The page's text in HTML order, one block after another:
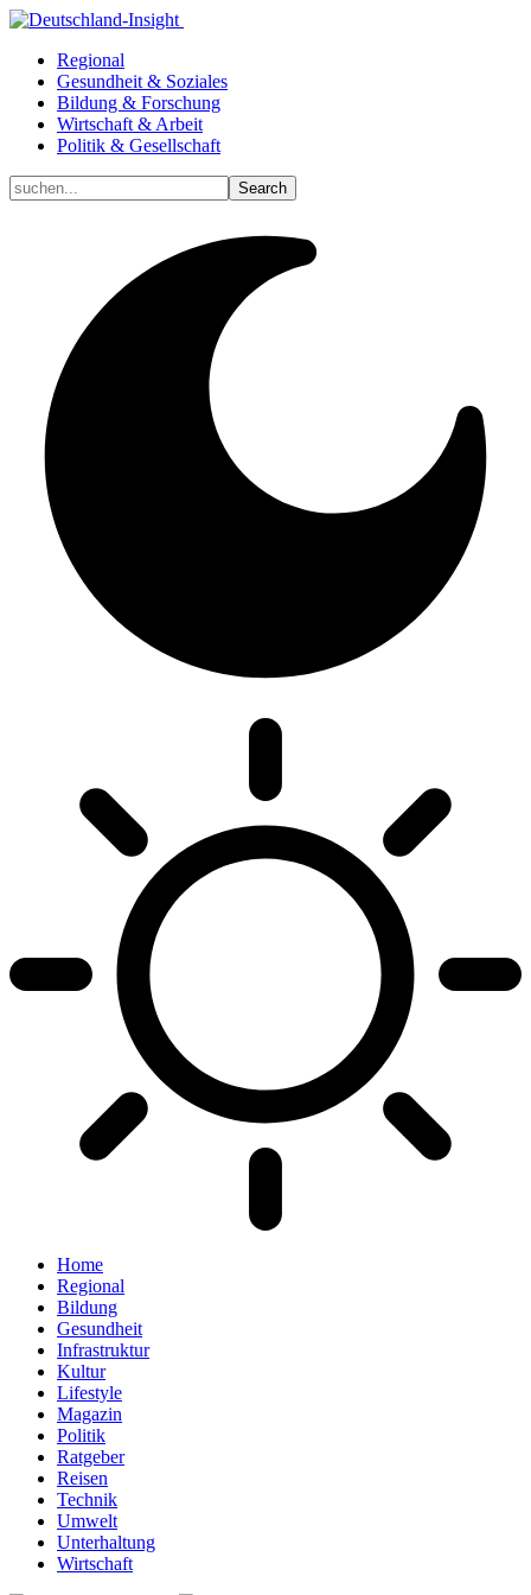
Regional
Gesundheit & Soziales
Bildung & Forschung
Wirtschaft & Arbeit
Politik & Gesellschaft
Home
Regional
Bildung
Gesundheit
Infrastruktur
Kultur
Lifestyle
Magazin
Politik
Ratgeber
Reisen
Technik
Umwelt
Unterhaltung
Wirtschaft